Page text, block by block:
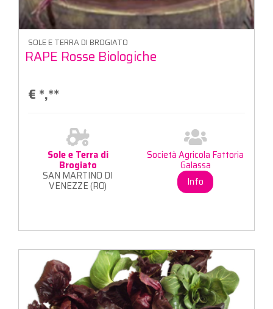
SOLE E TERRA DI BROGIATO
RAPE Rosse Biologiche
€ *,**
Sole e Terra di
Brogiato
SAN MARTINO DI
VENEZZE (RO)
Società Agricola Fattoria
Galassa
Info